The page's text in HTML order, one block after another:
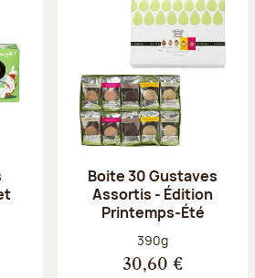
Boite 30 Gustaves
Assortis - Édition
Printemps-Été
Poids net :
390g
30,60 €